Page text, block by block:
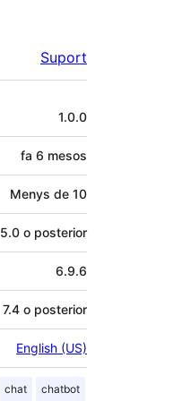
Suport
1.0.0
fa 6 mesos
Menys de 10
5.0 o posterior
6.9.6
7.4 o posterior
English (US)
chat chatbot